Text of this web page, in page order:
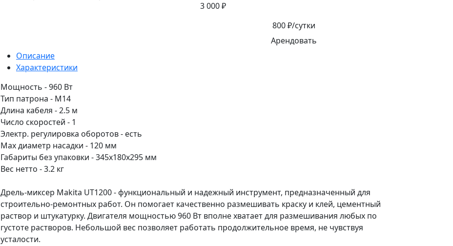
3 000 ₽
800 ₽/сутки
Арендовать
Описание
Характеристики
Мощность - 960 Вт
Тип патрона - М14
Длина кабеля - 2.5 м
Число скоростей - 1
Электр. регулировка оборотов - есть
Max диаметр насадки - 120 мм
Габариты без упаковки - 345х180х295 мм
Вес нетто - 3.2 кг
Дрель-миксер Makita UT1200 - функциональный и надежный инструмент, предназначенный для
строительно-ремонтных работ. Он помогает качественно размешивать краску и клей, цементный
раствор и штукатурку. Двигателя мощностью 960 Вт вполне хватает для размешивания любых по
густоте растворов. Небольшой вес позволяет работать продолжительное время, не чувствуя
усталости.